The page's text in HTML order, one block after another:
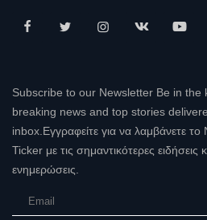
Subscribe to our Newsletter Be in the
breaking news and top stories
inbox.Εγγραφείτε για να λαμβάνετε
Ticker με τις σημαντικότερες ειδήσεις
ενημερώσεις.